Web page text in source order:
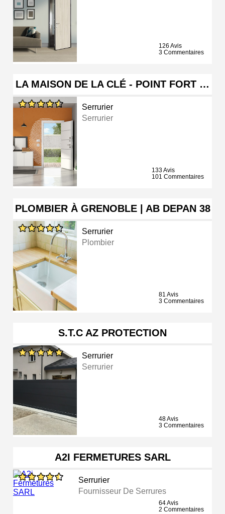
126 Avis
3 Commentaires
LA MAISON DE LA CLÉ - POINT FORT …
Serrurier
Serrurier
133 Avis
101 Commentaires
PLOMBIER À GRENOBLE | AB DEPAN 38
Serrurier
Plombier
81 Avis
3 Commentaires
S.T.C AZ PROTECTION
Serrurier
Serrurier
48 Avis
3 Commentaires
A2I FERMETURES SARL
Serrurier
Fournisseur De Serrures
64 Avis
2 Commentaires